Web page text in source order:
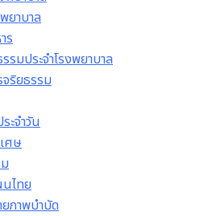
ยาบาล
ร
ประจำโรงพยาบาล
ริยธรรม
ะจำวัน
ศษ
ไทย
ภาพบำบัด